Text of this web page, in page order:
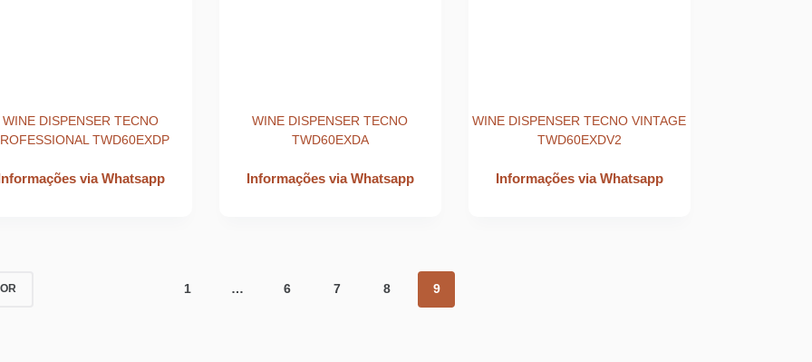
WINE DISPENSER TECNO
TWD60EXDP
via Whatsapp
WINE DISPENSER TECNO
TWD60EXDA
Informações via Whatsapp
WINE DISPENSER TECNO VINTAGE
TWD60EXDV2
Informações via Whatsapp
1 … 6 7 8 9